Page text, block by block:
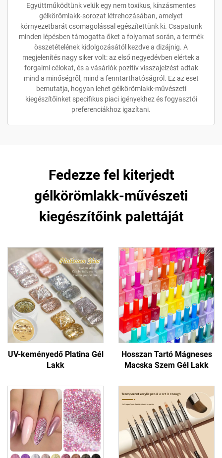
Együttműködtünk velük egy nem toxikus, kínzásmentes
gélkörömlakk-sorozat létrehozásában, amelyet
környezetbarát csomagolással egészítettünk ki. Csapatunk
minden lépésben támogatta őket a folyamat során, a termék
összetételének kidolgozásától kezdve a dizájnig. A
megjelenítés nagy siker volt: az első negyedévben elértek a
forgalmi célokat, és a vásárlók pozitív visszajelzést adtak
mind a minőségről, mind a fenntarthatóságról. Ez az eset
bemutatja, hogyan lehet gélkörömlakk-művészeti
kiegészítőinket specifikus piaci igényekhez és fogyasztói
preferenciákhoz igazítani.
Fedezze fel kiterjedt
gélkörömlakk-művészeti
kiegészítőink palettáját
UV-keményedő Platina Gél
Lakk
Hosszan Tartó Mágneses
Macska Szem Gél Lakk